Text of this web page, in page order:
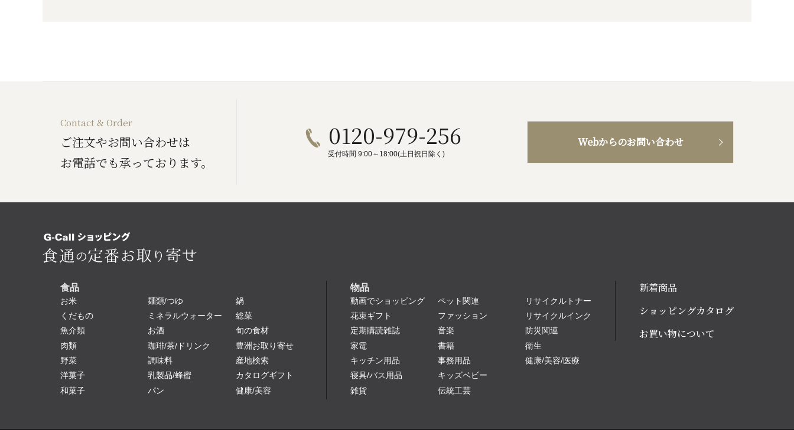
Contact & Order
ご注文やお問い合わせは
お電話でも承っております。
0120-979-256
受付時間 9:00～18:00(土日祝日除く)
Webからのお問い合わせ
食品
お米
くだもの
魚介類
肉類
野菜
洋菓子
和菓子
麺類/つゆ
ミネラルウォーター
お酒
珈琲/茶/ドリンク
調味料
乳製品/蜂蜜
パン
鍋
総菜
旬の食材
豊洲お取り寄せ
産地検索
カタログギフト
健康/美容
物品
動画でショッピング
花束ギフト
定期購読雑誌
家電
キッチン用品
寝具/バス用品
雑貨
ペット関連
ファッション
音楽
書籍
事務用品
キッズベビー
伝統工芸
リサイクルトナー
リサイクルインク
防災関連
衛生
健康/美容/医療
新着商品
ショッピングカタログ
お買い物について